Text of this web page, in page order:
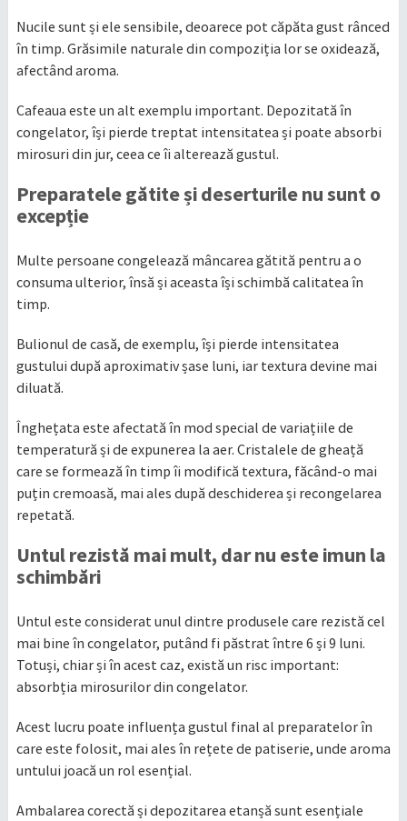
Nucile sunt și ele sensibile, deoarece pot căpăta gust rânced
în timp. Grăsimile naturale din compoziția lor se oxidează,
afectând aroma.
Cafeaua este un alt exemplu important. Depozitată în
congelator, își pierde treptat intensitatea și poate absorbi
mirosuri din jur, ceea ce îi alterează gustul.
Preparatele gătite și deserturile nu sunt o
excepție
Multe persoane congelează mâncarea gătită pentru a o
consuma ulterior, însă și aceasta își schimbă calitatea în
timp.
Bulionul de casă, de exemplu, își pierde intensitatea
gustului după aproximativ șase luni, iar textura devine mai
diluată.
Înghețata este afectată în mod special de variațiile de
temperatură și de expunerea la aer. Cristalele de gheață
care se formează în timp îi modifică textura, făcând-o mai
puțin cremoasă, mai ales după deschiderea și recongelarea
repetată.
Untul rezistă mai mult, dar nu este imun la
schimbări
Untul este considerat unul dintre produsele care rezistă cel
mai bine în congelator, putând fi păstrat între 6 și 9 luni.
Totuși, chiar și în acest caz, există un risc important:
absorbția mirosurilor din congelator.
Acest lucru poate influența gustul final al preparatelor în
care este folosit, mai ales în rețete de patiserie, unde aroma
untului joacă un rol esențial.
Ambalarea corectă și depozitarea etanșă sunt esențiale